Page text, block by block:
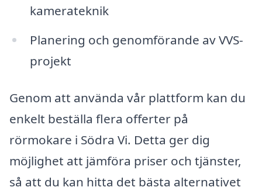
kamerateknik
Planering och genomförande av VVS-
projekt
Genom att använda vår plattform kan du
enkelt beställa flera offerter på
rörmokare i Södra Vi. Detta ger dig
möjlighet att jämföra priser och tjänster,
så att du kan hitta det bästa alternativet